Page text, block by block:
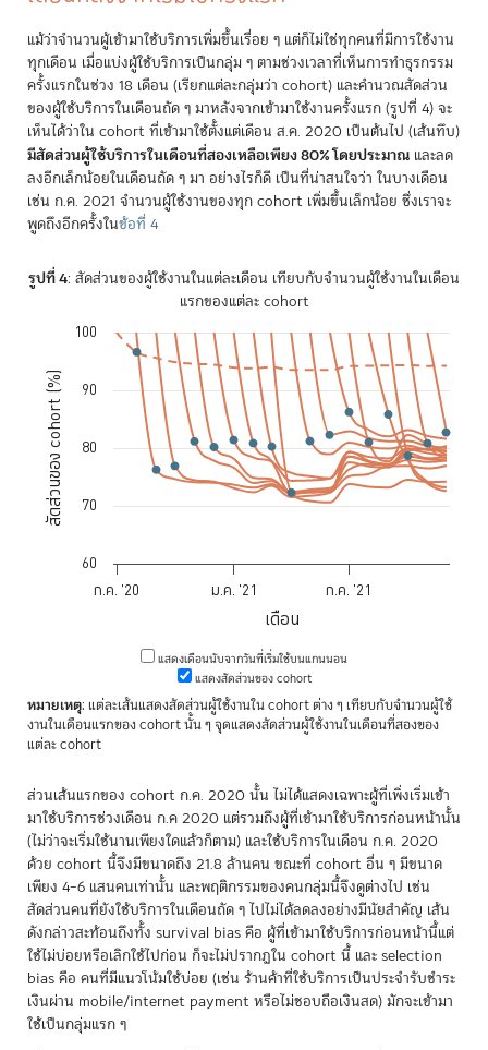
แม้ว่าจำนวนผู้เข้ามาใช้บริการเพิ่มขึ้นเรื่อย ๆ แต่ก็ไม่ใช่ทุกคนที่มีการใช้งาน
ทุกเดือน เมื่อแบ่งผู้ใช้บริการเป็นกลุ่ม ๆ ตามช่วงเวลาที่เห็นการทำธุรกรรม
ครั้งแรกในช่วง 18 เดือน (เรียกแต่ละกลุ่มว่า cohort) และคำนวณสัดส่วน
ของผู้ใช้บริการในเดือนถัด ๆ มาหลังจากเข้ามาใช้งานครั้งแรก (รูปที่ 4) จะ
เห็นได้ว่าใน cohort ที่เข้ามาใช้ตั้งแต่เดือน ส.ค. 2020 เป็นต้นไป (เส้นทึบ)
มีสัดส่วนผู้ใช้บริการในเดือนที่สองเหลือเพียง 80% โดยประมาณ และลด
ลงอีกเล็กน้อยในเดือนถัด ๆ มา อย่างไรก็ดี เป็นที่น่าสนใจว่า ในบางเดือน
เช่น ก.ค. 2021 จำนวนผู้ใช้งานของทุก cohort เพิ่มขึ้นเล็กน้อย ซึ่งเราจะ
พูดถึงอีกครั้งในข้อที่ 4
รูปที่ 4: สัดส่วนของผู้ใช้งานในแต่ละเดือน เทียบกับจำนวนผู้ใช้งานในเดือน
แรกของแต่ละ cohort
Combination chart with 19 data series.
The chart has 1 X axis displaying เดือน. Data ranges from 2020-
The chart has 1 Y axis displaying สัดส่วนของ cohort (%). Data
เดือน
สัดส่วนของ cohort (%)
ก.ค. '20 ม.ค. '21 ก.ค. '21
60
70
80
90
100
End of interactive chart.แสดงเดือนนับจากวันที่เริ่มใช้บนแกนนอน
แสดงสัดส่วนของ cohort
หมายเหตุ: แต่ละเส้นแสดงสัดส่วนผู้ใช้งานใน cohort ต่าง ๆ เทียบกับจำนวนผู้ใช้
งานในเดือนแรกของ cohort นั้น ๆ จุดแสดงสัดส่วนผู้ใช้งานในเดือนที่สองของ
แต่ละ cohort
ส่วนเส้นแรกของ cohort ก.ค. 2020 นั้น ไม่ได้แสดงเฉพาะผู้ที่เพิ่งเริ่มเข้า
มาใช้บริการช่วงเดือน ก.ค 2020 แต่รวมถึงผู้ที่เข้ามาใช้บริการก่อนหน้านั้น
(ไม่ว่าจะเริ่มใช้นานเพียงใดแล้วก็ตาม) และใช้บริการในเดือน ก.ค. 2020
ด้วย cohort นี้จึงมีขนาดถึง 21.8 ล้านคน ขณะที่ cohort อื่น ๆ มีขนาด
เพียง 4–6 แสนคนเท่านั้น และพฤติกรรมของคนกลุ่มนี้จึงดูต่างไป เช่น
สัดส่วนคนที่ยังใช้บริการในเดือนถัด ๆ ไปไม่ได้ลดลงอย่างมีนัยสำคัญ เส้น
ดังกล่าวสะท้อนถึงทั้ง survival bias คือ ผู้ที่เข้ามาใช้บริการก่อนหน้านี้แต่
ใช้ไม่บ่อยหรือเลิกใช้ไปก่อน ก็จะไม่ปรากฏใน cohort นี้ และ selection
bias คือ คนที่มีแนวโน้มใช้บ่อย (เช่น ร้านค้าที่ใช้บริการเป็นประจำรับชำระ
เงินผ่าน mobile/internet payment หรือไม่ชอบถือเงินสด) มักจะเข้ามา
ใช้เป็นกลุ่มแรก ๆ